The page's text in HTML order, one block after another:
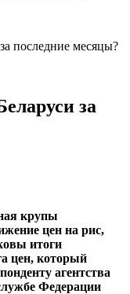
последние месяцы?
за
крупы
цен на рис,
итоги
цен, который
агентства
Федерации